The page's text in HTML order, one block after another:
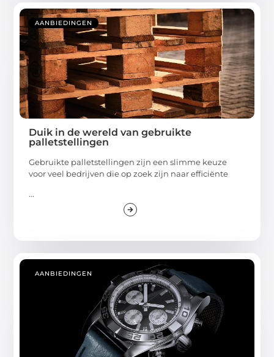
AANBIEDINGEN
Duik in de wereld van gebruikte
palletstellingen
Gebruikte palletstellingen zijn een slimme keuze
voor veel bedrijven die op zoek zijn naar efficiënte
...
AANBIEDINGEN